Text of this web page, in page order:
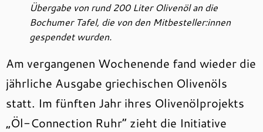
Übergabe von rund 200 Liter Olivenöl an die
Bochumer Tafel, die von den Mitbesteller:innen
gespendet wurden.
Am vergangenen Wochenende fand wieder die
jährliche Ausgabe griechischen Olivenöls
statt. Im fünften Jahr ihres Olivenölprojekts
„Öl-Connection Ruhr“ zieht die Initiative